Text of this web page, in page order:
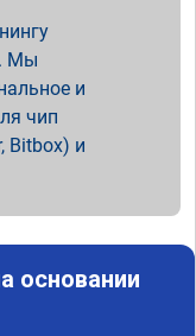
Мы
и
чип
Bitbox) и
основании